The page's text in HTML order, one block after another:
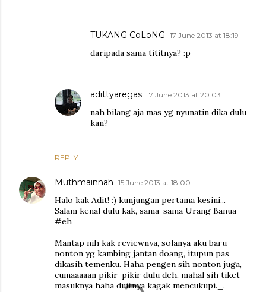
REPLY
TUKANG CoLoNG 17 June 2013 at 18:19
daripada sama tititnya? :p
adittyaregas 17 June 2013 at 20:03
nah bilang aja mas yg nyunatin dika dulu
kan?
Muthmainnah 15 June 2013 at 18:00
Halo kak Adit! :) kunjungan pertama kesini...
Salam kenal dulu kak, sama-sama Urang Banua
#eh
Mantap nih kak reviewnya, solanya aku baru
nonton yg kambing jantan doang, itupun pas
dikasih temenku. Haha pengen sih nonton juga,
cumaaaaan pikir-pikir dulu deh, mahal sih tiket
masuknya haha duitnya kagak mencukupi._.